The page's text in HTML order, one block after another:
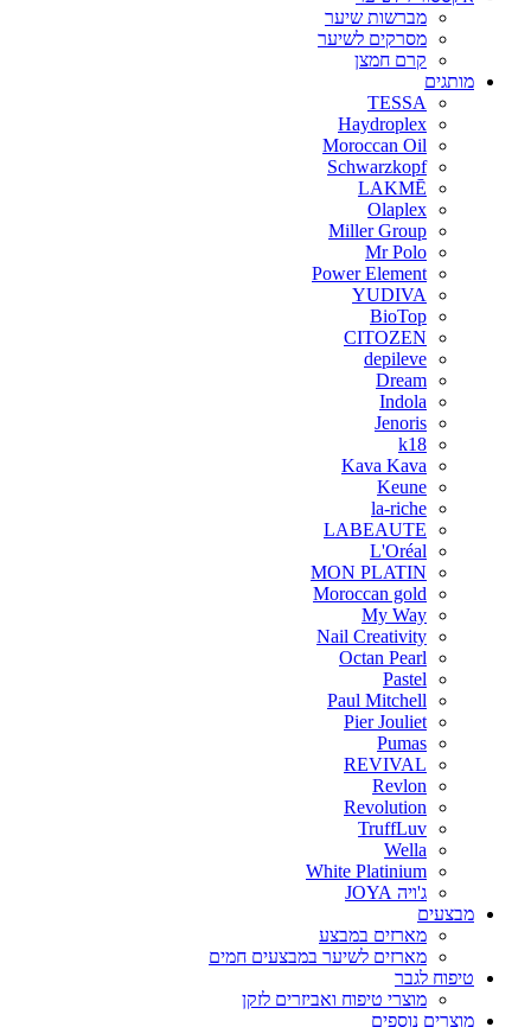
מברשות שיער
מסרקים לשיער
קרם חמצן
מותגים
TESSA
Haydroplex
Moroccan Oil
Schwarzkopf
LAKMĒ
Olaplex
Miller Group
Mr Polo
Power Element
YUDIVA
BioTop
CITOZEN
depileve
Dream
Indola
Jenoris
k18
Kava Kava
Keune
la-riche
LABEAUTE
L'Oréal
MON PLATIN
Moroccan gold
My Way
Nail Creativity
Octan Pearl
Pastel
Paul Mitchell
Pier Jouliet
Pumas
REVIVAL
Revlon
Revolution
TruffLuv
Wella
White Platinium
ג'ויה JOYA
מבצעים
מארזים במבצע
מארזים לשיער במבצעים חמים
טיפוח לגבר
מוצרי טיפוח ואביזרים לזקן
מוצרים נוספים